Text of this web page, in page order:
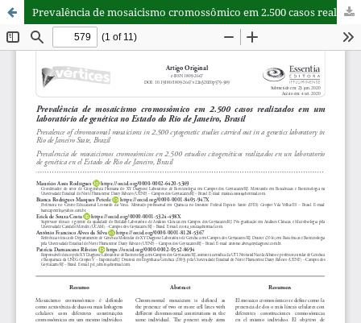
Prevalência de mosaicismo cromossômico em 2.500 casos realizados em um laboratório de genética no Estado do Rio de Janeiro, Brasil